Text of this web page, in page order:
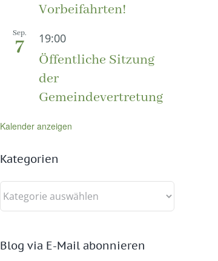
Vorbeifahrten!
Sep.
7 19:00
Öffentliche Sitzung
der
Gemeindevertretung
Kalender anzeigen
Kategorien
Kategorien
Blog via E-Mail abonnieren